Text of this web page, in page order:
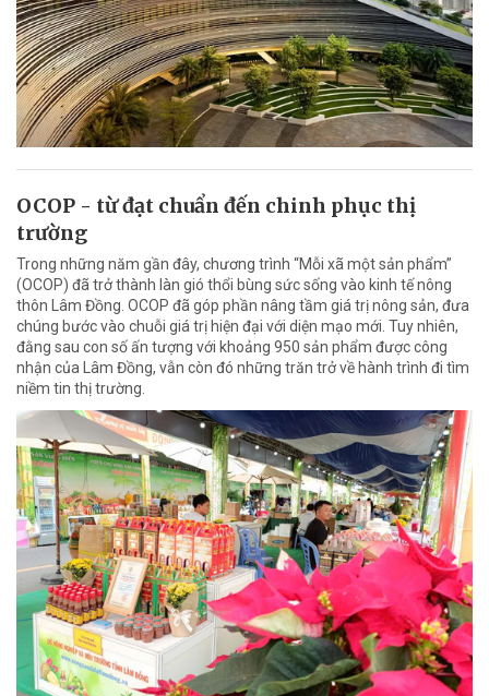
OCOP - từ đạt chuẩn đến chinh phục thị
trường
Trong những năm gần đây, chương trình “Mỗi xã một sản phẩm”
(OCOP) đã trở thành làn gió thổi bùng sức sống vào kinh tế nông
thôn Lâm Đồng. OCOP đã góp phần nâng tầm giá trị nông sản, đưa
chúng bước vào chuỗi giá trị hiện đại với diện mạo mới. Tuy nhiên,
đằng sau con số ấn tượng với khoảng 950 sản phẩm được công
nhận của Lâm Đồng, vẫn còn đó những trăn trở về hành trình đi tìm
niềm tin thị trường.